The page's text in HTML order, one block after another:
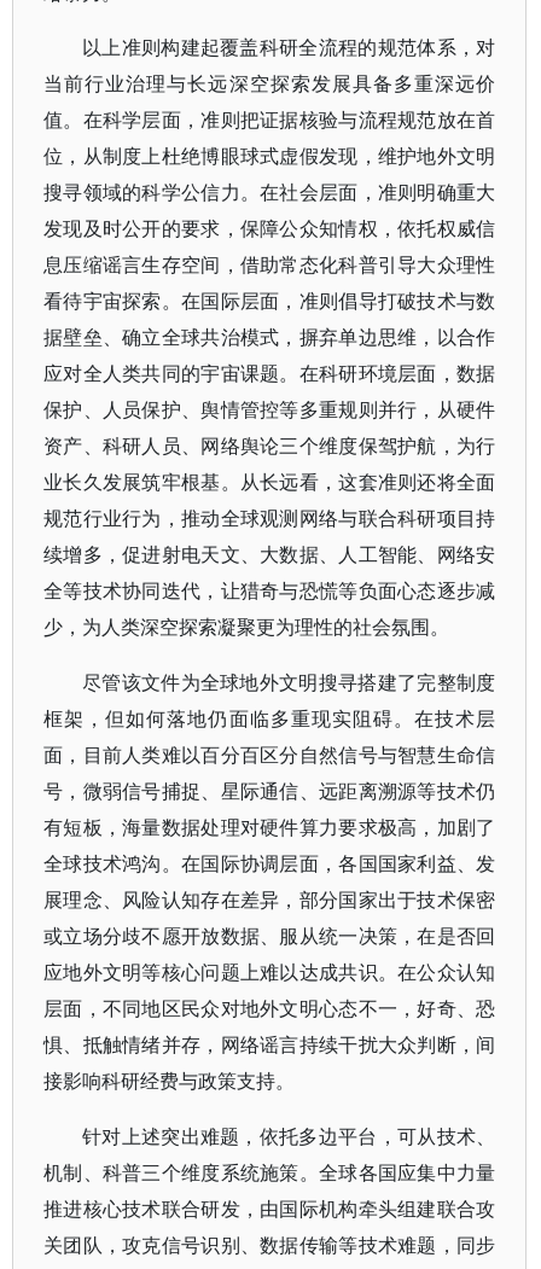
以上准则构建起覆盖科研全流程的规范体系，对
当前行业治理与长远深空探索发展具备多重深远价
值。在科学层面，准则把证据核验与流程规范放在首
位，从制度上杜绝博眼球式虚假发现，维护地外文明
搜寻领域的科学公信力。在社会层面，准则明确重大
发现及时公开的要求，保障公众知情权，依托权威信
息压缩谣言生存空间，借助常态化科普引导大众理性
看待宇宙探索。在国际层面，准则倡导打破技术与数
据壁垒、确立全球共治模式，摒弃单边思维，以合作
应对全人类共同的宇宙课题。在科研环境层面，数据
保护、人员保护、舆情管控等多重规则并行，从硬件
资产、科研人员、网络舆论三个维度保驾护航，为行
业长久发展筑牢根基。从长远看，这套准则还将全面
规范行业行为，推动全球观测网络与联合科研项目持
续增多，促进射电天文、大数据、人工智能、网络安
全等技术协同迭代，让猎奇与恐慌等负面心态逐步减
少，为人类深空探索凝聚更为理性的社会氛围。
尽管该文件为全球地外文明搜寻搭建了完整制度
框架，但如何落地仍面临多重现实阻碍。在技术层
面，目前人类难以百分百区分自然信号与智慧生命信
号，微弱信号捕捉、星际通信、远距离溯源等技术仍
有短板，海量数据处理对硬件算力要求极高，加剧了
全球技术鸿沟。在国际协调层面，各国国家利益、发
展理念、风险认知存在差异，部分国家出于技术保密
或立场分歧不愿开放数据、服从统一决策，在是否回
应地外文明等核心问题上难以达成共识。在公众认知
层面，不同地区民众对地外文明心态不一，好奇、恐
惧、抵触情绪并存，网络谣言持续干扰大众判断，间
接影响科研经费与政策支持。
针对上述突出难题，依托多边平台，可从技术、
机制、科普三个维度系统施策。全球各国应集中力量
推进核心技术联合研发，由国际机构牵头组建联合攻
关团队，攻克信号识别、数据传输等技术难题，同步